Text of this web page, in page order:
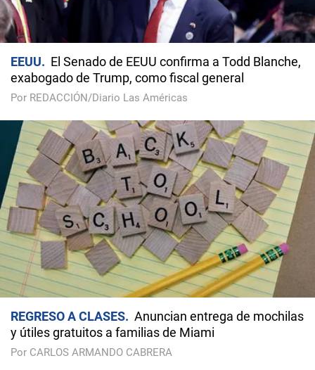
EEUU
El Senado de EEUU confirma a Todd Blanche,
exabogado de Trump, como fiscal general
Por REDACCIÓN/Diario Las Américas
REGRESO A CLASES
Anuncian entrega de mochilas
y útiles gratuitos a familias de Miami
Por CARLOS ARMANDO CABRERA